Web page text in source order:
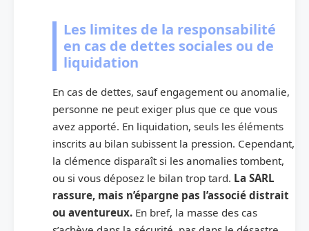
Les limites de la responsabilité
en cas de dettes sociales ou de
liquidation
En cas de dettes, sauf engagement ou anomalie,
personne ne peut exiger plus que ce que vous
avez apporté. En liquidation, seuls les éléments
inscrits au bilan subissent la pression. Cependant,
la clémence disparaît si les anomalies tombent,
ou si vous déposez le bilan trop tard. La SARL
rassure, mais n’épargne pas l’associé distrait
ou aventureux. En bref, la masse des cas